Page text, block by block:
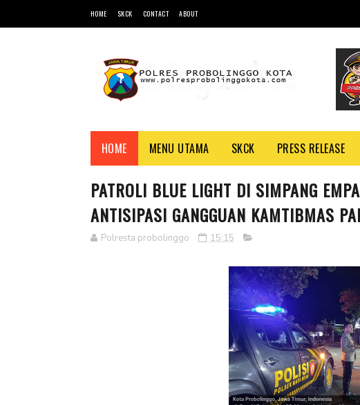
HOME SKCK CONTACT ABOUT
HOME MENU UTAMA SKCK PRESS RELEASE
PATROLI BLUE LIGHT DI SIMPANG
ANTISIPASI GANGGUAN KAMTIBMAS
Polresta probolinggo 15:15